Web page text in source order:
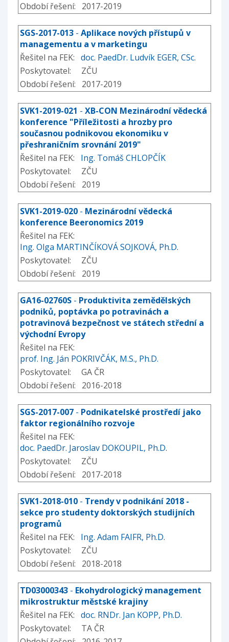
Období řešení: 2017-2019
SGS-2017-013 - Aplikace nových přístupů v
managementu a v marketingu
Řešitel na FEK: doc. PaedDr. Ludvík EGER, CSc.
Poskytovatel: ZČU
Období řešení: 2017-2019
SVK1-2019-021 - XB-CON Mezinárodní vědecká
konference "Příležitosti a hrozby pro
současnou podnikovou ekonomiku v
přeshraničním srovnání 2019"
Řešitel na FEK: Ing. Tomáš CHLOPČÍK
Poskytovatel: ZČU
Období řešení: 2019
SVK1-2019-020 - Mezinárodní vědecká
konference Beeronomics 2019
Řešitel na FEK:
Ing. Olga MARTINČÍKOVÁ SOJKOVÁ, Ph.D.
Poskytovatel: ZČU
Období řešení: 2019
GA16-02760S - Produktivita zemědělských
podniků, poptávka po potravinách a
potravinová bezpečnost ve státech střední a
východní Evropy
Řešitel na FEK:
prof. Ing. Ján POKRIVČÁK, M.S., Ph.D.
Poskytovatel: GA ČR
Období řešení: 2016-2018
SGS-2017-007 - Podnikatelské prostředí jako
faktor regionálního rozvoje
Řešitel na FEK:
doc. PaedDr. Jaroslav DOKOUPIL, Ph.D.
Poskytovatel: ZČU
Období řešení: 2017-2018
SVK1-2018-010 - Trendy v podnikání 2018 -
sekce pro studenty doktorských studijních
programů
Řešitel na FEK: Ing. Adam FAIFR, Ph.D.
Poskytovatel: ZČU
Období řešení: 2018-2018
TD03000343 - Ekohydrologický management
mikrostruktur městské krajiny
Řešitel na FEK: doc. RNDr. Jan KOPP, Ph.D.
Poskytovatel: TA ČR